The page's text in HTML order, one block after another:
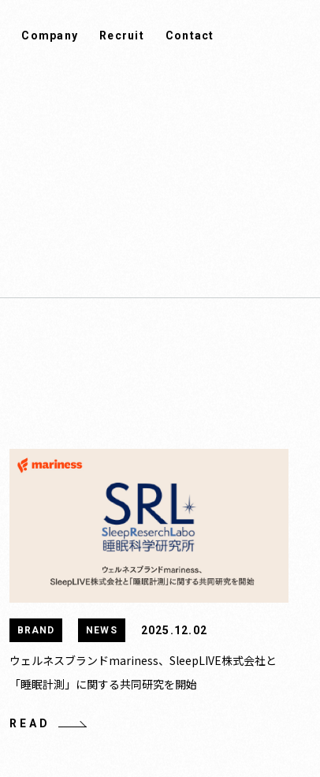
Company Recruit Contact
BRAND NEWS 2025.12.02
ウェルネスブランドmariness、SleepLIVE株式会社と
「睡眠計測」に関する共同研究を開始
READ